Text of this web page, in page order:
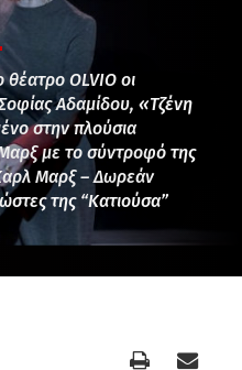
θέατρο OLVIO οι
Αδαμίδου, «Τζένη
στην πλούσια
με το σύντροφό της
Μαρξ – Δωρεάν
της “Κατιούσα”